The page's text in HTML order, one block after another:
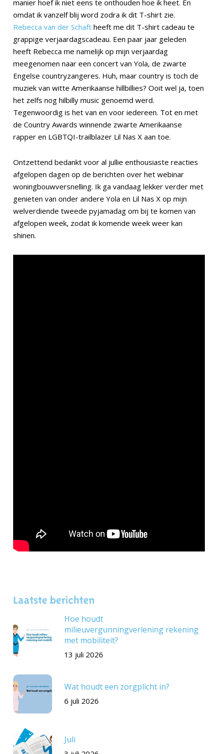
manier hoef ik niet eens te onthouden hoe ik heet. En
omdat ik vanzelf blij word zodra ik dit T-shirt zie.
Rebecca van der Schaftheeft me dit T-shirt cadeau te
grappige verjaardagscadeau. Een paar jaar geleden
heeft Rebecca me namelijk op mijn verjaardag
meegenomen naar een concert van Yola, de zwarte
Engelse countryzangeres. Huh, maar country is toch de
muziek van witte Amerikaanse hillbillies? Ooit wel ja, toen
het zelfs nog hilbilly music genoemd werd.
Tegenwoordig is het van en voor iedereen. Tot en met
de Country Awards winnende zwarte Amerikaanse
rapper en LGBTQI-trailblazer Lil Nas X aan toe.
Ontzettend bedankt voor al jullie enthousiaste reacties
afgelopen dagen op de berichten over het webinar
woningbouwversnelling. Ik ga vandaag lekker verder met
genieten van onder andere Yola en Lil Nas X op mijn
welverdiende tweede pyjamadag om bij te komen van
afgelopen week, zodat ik komende week weer kan
shinen.
Laatste berichten
Hoe houdt
milieuvergunningverlening rekening
met mobiliteit?
13 juli 2026
Wat houdt een zorgplicht in?
6 juli 2026
Juli